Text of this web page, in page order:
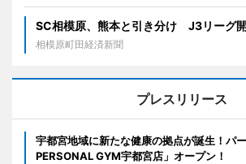
SC相模原、熊本と引き分け J3リーグ
相模原町田経済新聞
プレスリリース
宇都宮地域に新たな健康の拠点が誕生！パ
PERSONAL GYM宇都宮店」オープン！